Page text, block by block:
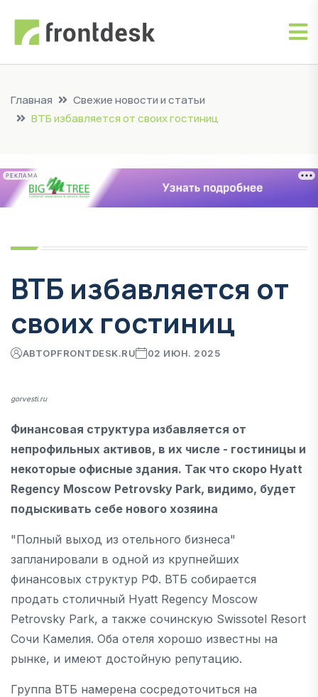
Главная
Свежие новости и статьи
ВТБ избавляется от своих гостиниц
РЕКЛАМА
ВТБ избавляется от
своих гостиниц
АВТОРFRONTDESK.RU 02 ИЮН. 2025
gorvesti.ru
Финансовая структура избавляется от
непрофильных активов, в их числе - гостиницы и
некоторые офисные здания. Так что скоро Hyatt
Regency Moscow Petrovsky Park, видимо, будет
подыскивать себе нового хозяина
"Полный выход из отельного бизнеса"
запланировали в одной из крупнейших
финансовых структур РФ. ВТБ собирается
продать столичный Hyatt Regency Moscow
Petrovsky Park, а также сочинскую Swissotel Resort
Сочи Камелия. Оба отеля хорошо известны на
рынке, и имеют достойную репутацию.
Группа ВТБ намерена сосредоточиться на